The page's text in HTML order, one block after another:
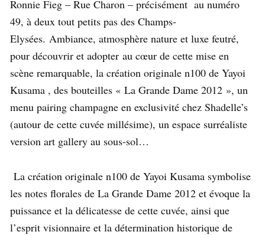
Ronnie Fieg – Rue Charon – précisément au numéro
49, à deux tout petits pas des Champs-
Elysées. Ambiance, atmosphère nature et luxe feutré,
pour découvrir et adopter au cœur de cette mise en
scène remarquable, la création originale n100 de Yayoi
Kusama , des bouteilles « La Grande Dame 2012 », un
menu pairing champagne en exclusivité chez Shadelle’s
(autour de cette cuvée millésime), un espace surréaliste
version art gallery au sous-sol…
La création originale n100 de Yayoi Kusama symbolise
les notes florales de La Grande Dame 2012 et évoque la
puissance et la délicatesse de cette cuvée, ainsi que
l’esprit visionnaire et la détermination historique de